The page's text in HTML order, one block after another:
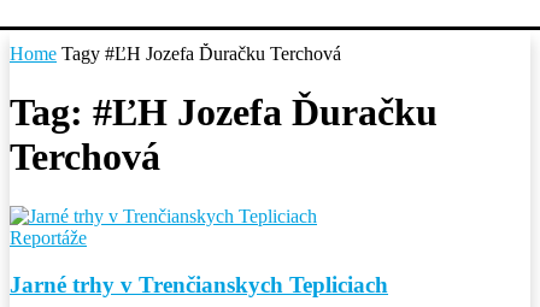
Home Tagy #ĽH Jozefa Ďuračku Terchová
Tag: #ĽH Jozefa Ďuračku
Terchová
Reportáže
Jarné trhy v Trenčianskych Tepliciach